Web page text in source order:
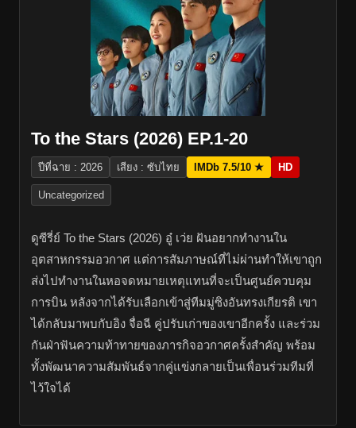
To the Stars (2026) EP.1-20
ปีที่ฉาย : 2026 เสียง : ซับไทย IMDb 7.5/10 ★ HD
Uncategorized
ดูซีรี่ย์ To the Stars (2026) อู๋ เว่ย ฝันอยากทำงานใน
อุตสาหกรรมอวกาศ แต่การสัมภาษณ์ที่ไม่ผ่านทำให้เขาถูก
ส่งไปทำงานในหอจดหมายเหตุแทนที่จะเป็นศูนย์ควบคุม
การบิน หลังจากได้รับเลือกเข้าสู่ทีมมู่ซิงอันทรงเกียรติ เขา
ได้กลับมาพบกับอิง จื่อฉี คู่ปรับเก่าของเขาอีกครั้ง และร่วม
กันฝ่าฟันความท้าทายของภารกิจอวกาศครั้งสำคัญ พร้อม
ทั้งพัฒนาความสัมพันธ์จากคู่แข่งกลายเป็นเพื่อนร่วมทีมที่
ไว้ใจได้